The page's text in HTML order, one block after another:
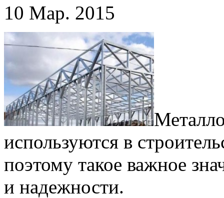
10 Мар. 2015
используются в
поэтому такое важное
и надежности.